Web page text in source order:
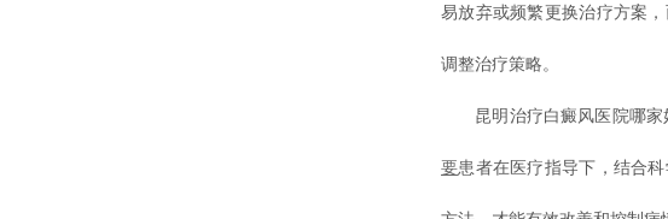
易放弃或频繁更换治疗方案
调整治疗策略。
昆明治疗白癜风医院哪家
要患者在医疗指导下，结合